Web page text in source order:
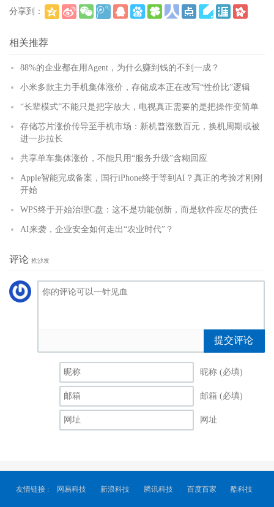
分享到：
相关推荐
88%的企业都在用Agent，为什么赚到钱的不到一成？
小米多款主力手机集体涨价，存储成本正在改写“性价比”逻辑
“长辈模式”不能只是把字放大，电视真正需要的是把操作变简单
存储芯片涨价传导至手机市场：新机普涨数百元，换机周期或被
进一步拉长
共享单车集体涨价，不能只用“服务升级”含糊回应
Apple智能完成备案，国行iPhone终于等到AI？真正的考验才刚刚
开始
WPS终于开始治理C盘：这不是功能创新，而是软件应尽的责任
AI来袭，企业安全如何走出“农业时代”？
评论 抢沙发
提交评论
昵称 (必填)
邮箱 (必填)
网址
友情链接 : 网易科技 新浪科技 腾讯科技 百度百家 酷科技